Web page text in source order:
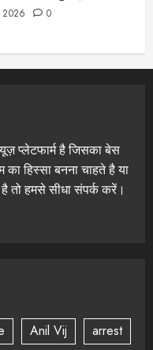
0
प्लेटफार्म है जिसका बेस
हिस्सा बनना चाहते है या
तो हमसे सीधा संपर्क करें।
Anil Vij
arrest